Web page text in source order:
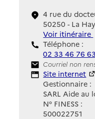
4 rue du
50250 - La
Voir itinéraire
Téléphone :
02 33 46 76 63
Contact
Courriel non
Site Internet
Site internet
Gestionnaire :
SARL Aide au
N° FINESS :
500022751